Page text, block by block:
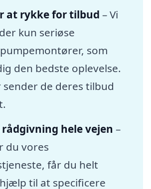
at rykke for tilbud – Vi
kun seriøse
som
den bedste oplevelse.
sender de deres tilbud
rådgivning hele vejen –
du vores
får du helt
til at specificere